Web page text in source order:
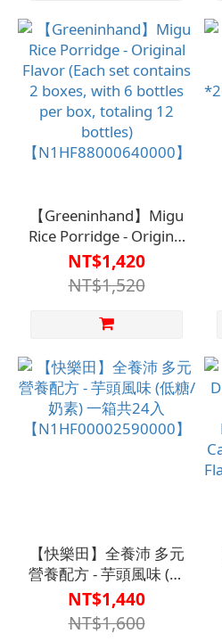
【Greeninhand】Migu
Rice Porridge - Original
Flavor (Each set
contains 2 boxes, with
6 bottles per box,
totaling 12 bottles)
NT$1,420
NT$1,520
【快樂田】全養沛 多元
營養配方 - 芋頭風味 (低
糖/奶素) 一箱共24入
【N1HF00002590000】
NT$1,440
NT$1,600